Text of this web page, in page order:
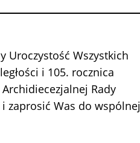
Uroczystość Wszystkich
i 105. rocznica
Rady
zaprosić Was do wspólnej